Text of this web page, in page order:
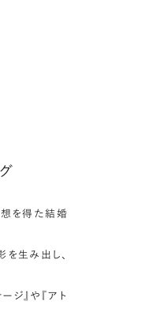
想を得た結婚
生み出し、
ジ』や『アト